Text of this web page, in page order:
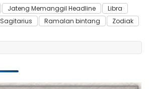
Jateng Memanggil Headline
Libra
Sagitarius Ramalan bintang Zodiak